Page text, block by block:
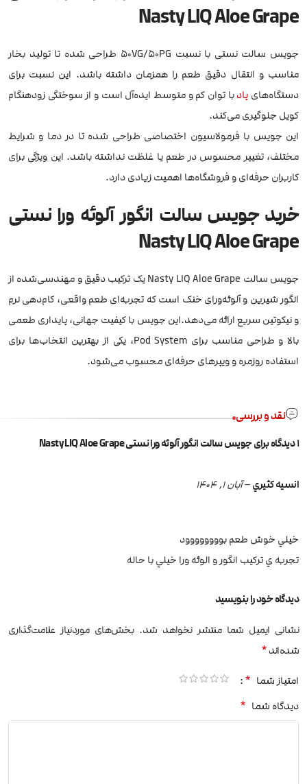
Nasty LIQ Aloe Grape
جویس سالت نستی با نسبت ۵۰VG/۵۰PG طراحی شده تا تولید بخار
مناسب و انتقال دقیق طعم را همزمان داشته باشد. این نسبت برای
دستگاه‌های پادبا توان کم و متوسط ایده‌آل است و از سوختگی زودهنگام
کویل جلوگیری می‌کند.
این جویس با فرمولاسیون اختصاصی طراحی شده تا در دما و شرایط
مختلف، تغییر محسوس در طعم یا غلظت نداشته باشد. این ویژگی برای
کاربران حرفه‌ای و فروشگاه‌ها اهمیت زیادی دارد.
خرید جویس سالت انگور آلوئه ورا نستی
Nasty LIQ Aloe Grape
جویس سالت Nasty LIQ Aloe Grape یک ترکیب دقیق و مهندسی‌شده از
انگور شیرین و آلوئه‌ورای خنک است که تجربه‌ای طعم واقعی، کام‌دهی نرم
و نیکوتین سریع ارائه می‌دهد.این جویس با کیفیت جهانی، پایداری طعمی
بالا و طراحی مناسب برای Pod System، یکی از بهترین انتخاب‌ها برای
استفاده روزمره و ویپرهای حرفه‌ای محسوب می‌شود.
نقد و بررسی
1 دیدگاه برای جویس سالت انگور آلوئه ورا نستی Nasty LIQ Aloe Grape
انسيه كثيري–آبان 1, 1404
خيلي خوش طعم بوووووووود
تجربه ي تركيب انگور و الوئه ورا خيلي با حاله
دیدگاه خود را بنویسید
نشانی ایمیل شما منتشر نخواهد شد. بخش‌های موردنیاز علامت‌گذاری
شده‌اند*
امتیاز شما *
دیدگاه شما *